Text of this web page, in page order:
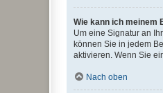
Wie kann ich meinem
Um eine Signatur an
können Sie in jedem
aktivieren. Wenn Sie
Nach oben